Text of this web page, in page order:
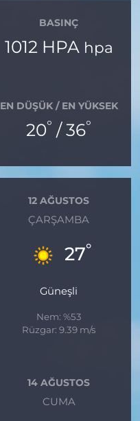
BASINÇ
1012 HPA hpa
EN DÜŞÜK / EN YÜKSEK
20° / 36°
12 AĞUSTOS
ÇARŞAMBA
27°
Güneşli
Nem: %53
Rüzgar: 9.39 m/s
14 AĞUSTOS
CUMA